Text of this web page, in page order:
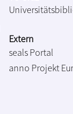
Extern
seals Portal
anno Projekt